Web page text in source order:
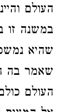
העולם
במשנה זו
שהיא
שאמר בה
העולם